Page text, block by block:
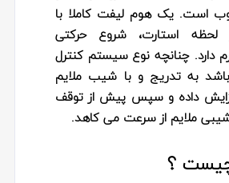
است. یک هوم لیفت کاملا با
استارت، شروع حرکتی
دارد. چنانچه نوع سیستم کنترل
به تدریج و با شیب ملایم
داده و سپس پیش از توقف
شیبی ملایم از سرعت می کاهد.
چیست ؟